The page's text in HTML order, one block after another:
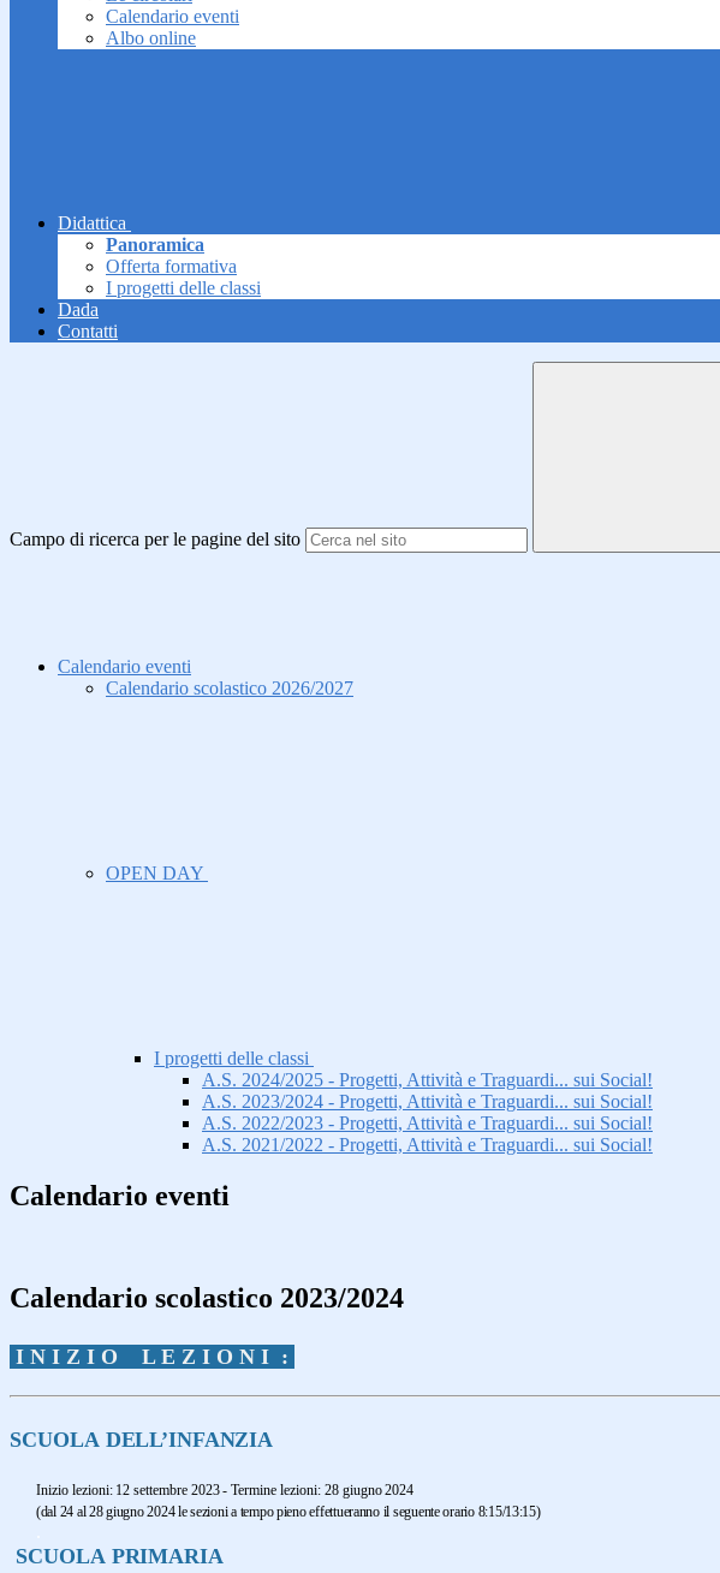
Calendario eventi
Albo online
Didattica
Panoramica
Offerta formativa
I progetti delle classi
Dada
Contatti
Campo di ricerca per le pagine del sito
Calendario eventi
Calendario scolastico 2026/2027
OPEN DAY
I progetti delle classi
A.S. 2024/2025 - Progetti, Attività e Traguardi... sui Social!
A.S. 2023/2024 - Progetti, Attività e Traguardi... sui Social!
A.S. 2022/2023 - Progetti, Attività e Traguardi... sui Social!
A.S. 2021/2022 - Progetti, Attività e Traguardi... sui Social!
Calendario eventi
Calendario scolastico 2023/2024
I N I Z I O L E Z I O N I :
SCUOLA DELL’INFANZIA
Inizio lezioni: 12 settembre 2023- Termine lezioni: 28 giugno 2024
(dal 24 al 28 giugno 2024 le sezioni a tempo pieno effettueranno il seguente orario 8:15/13:15)
SCUOLA PRIMARIA